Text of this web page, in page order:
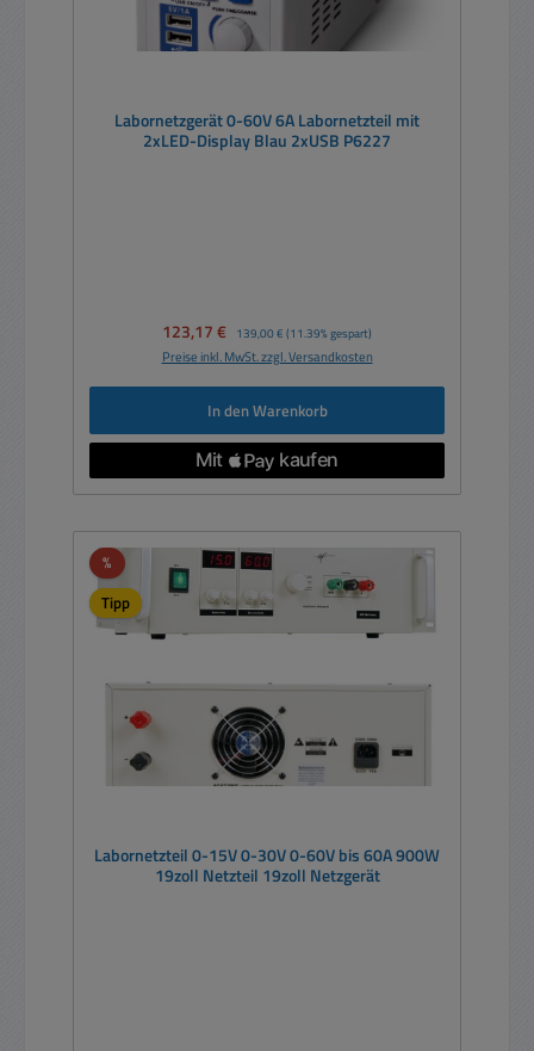
Labornetzgerät 0-60V 6A Labornetzteil mit
2xLED-Display Blau 2xUSB P6227
Verkaufspreis:
123,17 € Regulärer Preis:
139,00 € (11.39% gespart)
Preise inkl. MwSt. zzgl. Versandkosten
In den Warenkorb
%Rabatt
Tipp
Labornetzteil 0-15V 0-30V 0-60V bis 60A 900W
19zoll Netzteil 19zoll Netzgerät